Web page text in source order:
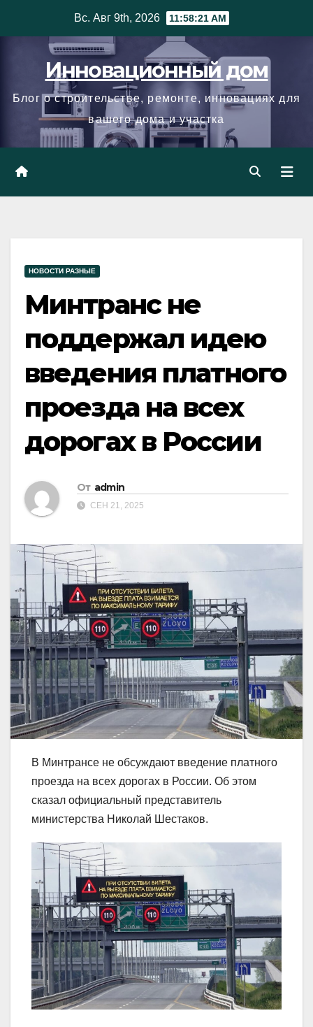
Вс. Авг 9th, 2026 11:58:22 AM
Инновационный дом
Блог о строительстве, ремонте, инновациях для
вашего дома и участка
НОВОСТИ РАЗНЫЕ
Минтранс не
поддержал идею
введения платного
проезда на всех
дорогах в России
От admin
СЕН 21, 2025
В Минтрансе не обсуждают введение платного
проезда на всех дорогах в России. Об этом
сказал официальный представитель
министерства Николай Шестаков.